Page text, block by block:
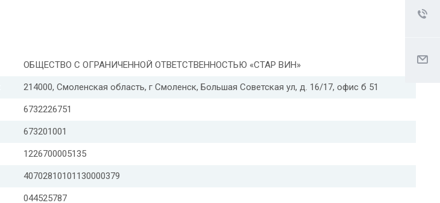
ОБЩЕСТВО С ОГРАНИЧЕННОЙ ОТВЕТСТВЕННОСТЬЮ «СТАР ВИН»
214000, Смоленская область, г Смоленск, Большая Советская ул, д. 16/17, офис б 51
6732226751
673201001
1226700005135
40702810101130000379
044525787